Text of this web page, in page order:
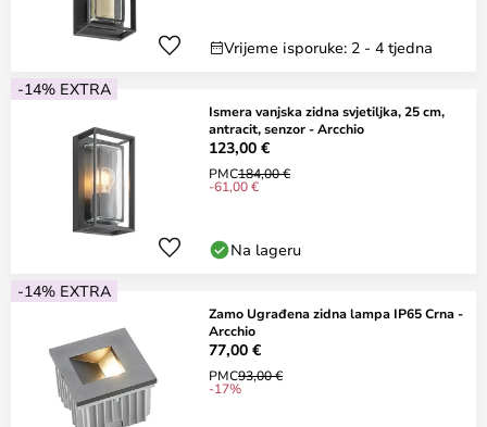
Vrijeme isporuke: 2 - 4 tjedna
-14% EXTRA
Ismera vanjska zidna svjetiljka, 25 cm,
antracit, senzor - Arcchio
123,00 €
PMC184,00 €
-61,00 €
Na lageru
-14% EXTRA
Zamo Ugrađena zidna lampa IP65 Crna -
Arcchio
77,00 €
PMC93,00 €
-17%